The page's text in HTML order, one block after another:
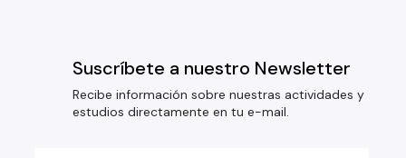
Suscríbete a nuestro Newsletter
Recibe información sobre nuestras actividades y
estudios directamente en tu e-mail.